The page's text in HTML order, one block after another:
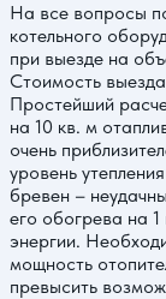
На все вопросы
котельного
при выезде на
Стоимость
Простейший
на 10 кв. м
очень
уровень
бревен –
его обогрева на
энергии.
мощность
превысить